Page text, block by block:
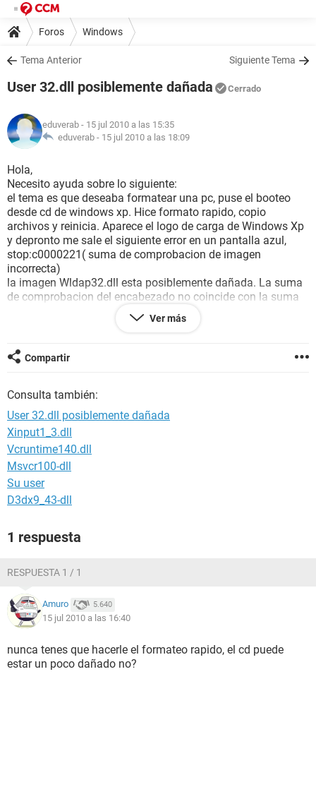
Foros Windows
Tema Anterior Siguiente Tema
User 32.dll posiblemente dañada Cerrado
eduverab - 15 jul 2010 a las 15:35
eduverab - 15 jul 2010 a las 18:09
Hola,
Necesito ayuda sobre lo siguiente:
el tema es que deseaba formatear una pc, puse el booteo
desde cd de windows xp. Hice formato rapido, copio
archivos y reinicia. Aparece el logo de carga de Windows Xp
y depronto me sale el siguiente error en un pantalla azul,
stop:c0000221( suma de comprobacion de imagen
incorrecta)
la imagen Wldap32.dll esta posiblemente dañada. La suma
de comprobacion del encabezado no coincide con la suma
de comprobacion calculada.
funciono perfectamente.
Ademas, al ver este erro trate de instalar vista bussines y no
El equipo es un portatil Toshiba Satellite a215, memoria de
2G, procesador Turion64x2 2.0 MHZ, disco de 180GB.
desde ya gracias por la ayuda
Ver más
Compartir
Consulta también:
User 32.dll posiblemente dañada
Xinput1_3.dll
Vcruntime140.dll
Msvcr100-dll
Su user
D3dx9_43-dll
1 respuesta
RESPUESTA 1 / 1
Amuro 5.640
15 jul 2010 a las 16:40
nunca tenes que hacerle el formateo rapido, el cd puede
estar un poco dañado no?